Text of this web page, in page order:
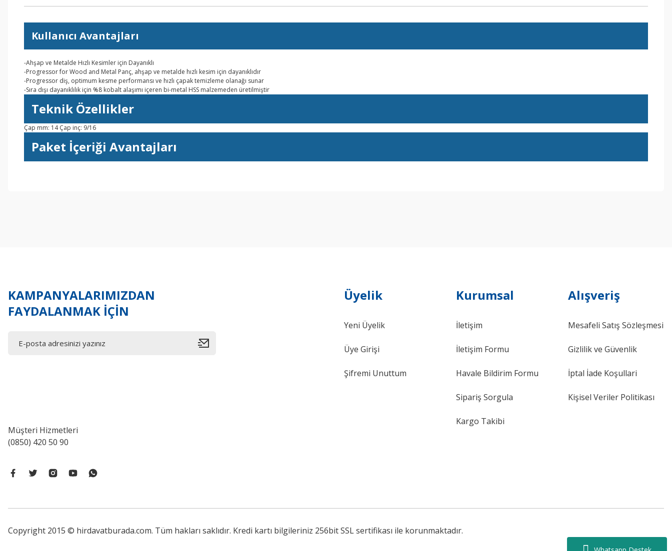
Kullanıcı Avantajları
-Ahşap ve Metalde Hızlı Kesimler için Dayanıklı
-Progressor for Wood and Metal Panç, ahşap ve metalde hızlı kesim için dayanıklıdır
-Progressor diş, optimum kesme performansı ve hızlı çapak temizleme olanağı sunar
-Sıra dışı dayanıklılık için %8 kobalt alaşımı içeren bi-metal HSS malzemeden üretilmiştir
Teknik Özellikler
Çap mm: 14 Çap inç: 9/16
Paket İçeriği Avantajları
KAMPANYALARIMIZDAN
FAYDALANMAK İÇİN
Müşteri Hizmetleri
(0850) 420 50 90
Üyelik
Yeni Üyelik
Üye Girişi
Şifremi Unuttum
Kurumsal
İletişim
İletişim Formu
Havale Bildirim Formu
Sipariş Sorgula
Kargo Takibi
Alışveriş
Mesafeli Satış Sözleşmesi
Gizlilik ve Güvenlik
İptal İade Koşullari
Kişisel Veriler Politikası
Copyright 2015 © hirdavatburada.com. Tüm hakları saklıdır. Kredi kartı bilgileriniz 256bit SSL sertifikası ile korunmaktadır.